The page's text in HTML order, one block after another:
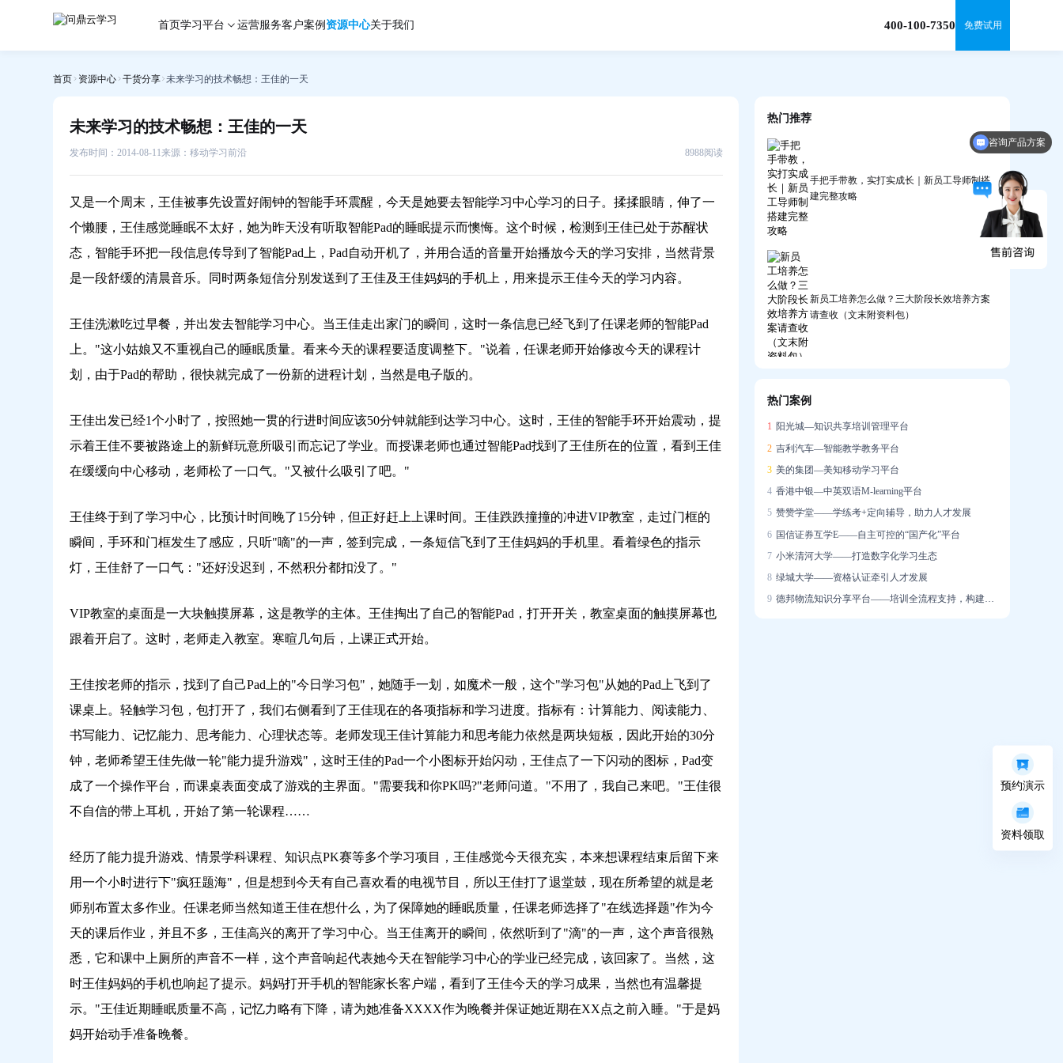
首页学习平台 运营服务客户案例 资源中心关于我们 400-100-7350 免费试用
首页 资源中心 干货分享 未来学习的技术畅想：王佳的一天
未来学习的技术畅想：王佳的一天
发布时间：2014-08-11来源：移动学习前沿 8988阅读
又是一个周末，王佳被事先设置好闹钟的智能手环震醒，今天是她要去智能学习中心学习的日子。揉揉眼睛，伸了一
个懒腰，王佳感觉睡眠不太好，她为昨天没有听取智能Pad的睡眠提示而懊悔。这个时候，检测到王佳已处于苏醒状
态，智能手环把一段信息传导到了智能Pad上，Pad自动开机了，并用合适的音量开始播放今天的学习安排，当然背景
是一段舒缓的清晨音乐。同时两条短信分别发送到了王佳及王佳妈妈的手机上，用来提示王佳今天的学习内容。
王佳洗漱吃过早餐，并出发去智能学习中心。当王佳走出家门的瞬间，这时一条信息已经飞到了任课老师的智能Pad
上。"这小姑娘又不重视自己的睡眠质量。看来今天的课程要适度调整下。"说着，任课老师开始修改今天的课程计
划，由于Pad的帮助，很快就完成了一份新的进程计划，当然是电子版的。
王佳出发已经1个小时了，按照她一贯的行进时间应该50分钟就能到达学习中心。这时，王佳的智能手环开始震动，提
示着王佳不要被路途上的新鲜玩意所吸引而忘记了学业。而授课老师也通过智能Pad找到了王佳所在的位置，看到王佳
在缓缓向中心移动，老师松了一口气。"又被什么吸引了吧。"
王佳终于到了学习中心，比预计时间晚了15分钟，但正好赶上上课时间。王佳跌跌撞撞的冲进VIP教室，走过门框的
瞬间，手环和门框发生了感应，只听"嘀"的一声，签到完成，一条短信飞到了王佳妈妈的手机里。看着绿色的指示
灯，王佳舒了一口气："还好没迟到，不然积分都扣没了。"
VIP教室的桌面是一大块触摸屏幕，这是教学的主体。王佳掏出了自己的智能Pad，打开开关，教室桌面的触摸屏幕也
跟着开启了。这时，老师走入教室。寒暄几句后，上课正式开始。
王佳按老师的指示，找到了自己Pad上的"今日学习包"，她随手一划，如魔术一般，这个"学习包"从她的Pad上飞到了
课桌上。轻触学习包，包打开了，我们右侧看到了王佳现在的各项指标和学习进度。指标有：计算能力、阅读能力、
书写能力、记忆能力、思考能力、心理状态等。老师发现王佳计算能力和思考能力依然是两块短板，因此开始的30分
钟，老师希望王佳先做一轮"能力提升游戏"，这时王佳的Pad一个小图标开始闪动，王佳点了一下闪动的图标，Pad变
成了一个操作平台，而课桌表面变成了游戏的主界面。"需要我和你PK吗?"老师问道。"不用了，我自己来吧。"王佳很
不自信的带上耳机，开始了第一轮课程……
经历了能力提升游戏、情景学科课程、知识点PK赛等多个学习项目，王佳感觉今天很充实，本来想课程结束后留下来
用一个小时进行下"疯狂题海"，但是想到今天有自己喜欢看的电视节目，所以王佳打了退堂鼓，现在所希望的就是老
师别布置太多作业。任课老师当然知道王佳在想什么，为了保障她的睡眠质量，任课老师选择了"在线选择题"作为今
天的课后作业，并且不多，王佳高兴的离开了学习中心。当王佳离开的瞬间，依然听到了"滴"的一声，这个声音很熟
悉，它和课中上厕所的声音不一样，这个声音响起代表她今天在智能学习中心的学业已经完成，该回家了。当然，这
时王佳妈妈的手机也响起了提示。妈妈打开手机的智能家长客户端，看到了王佳今天的学习成果，当然也有温馨提
示。"王佳近期睡眠质量不高，记忆力略有下降，请为她准备XXXX作为晚餐并保证她近期在XX点之前入睡。"于是妈
妈开始动手准备晚餐。
热门推荐
手把手带教，实打实成长｜新员工导师制搭
建完整攻略
新员工培养怎么做？三大阶段长效培养方案
请查收（文末附资料包）
快速成长？
销售能力增长「看得见」
热门案例
1 阳光城—知识共享培训管理平台
2 吉利汽车—智能教学教务平台
3 美的集团—美知移动学习平台
4 香港中银—中英双语M-learning平台
5 赞赞学堂——学练考+定向辅导，助力人才发展
6 国信证券互学E——自主可控的“国产化”平台
7 小米清河大学——打造数字化学习生态
8 绿城大学——资格认证牵引人才发展
9 德邦物流知识分享平台——培训全流程支持，构建学习社区
预约演示
资料领取
咨询产品方案